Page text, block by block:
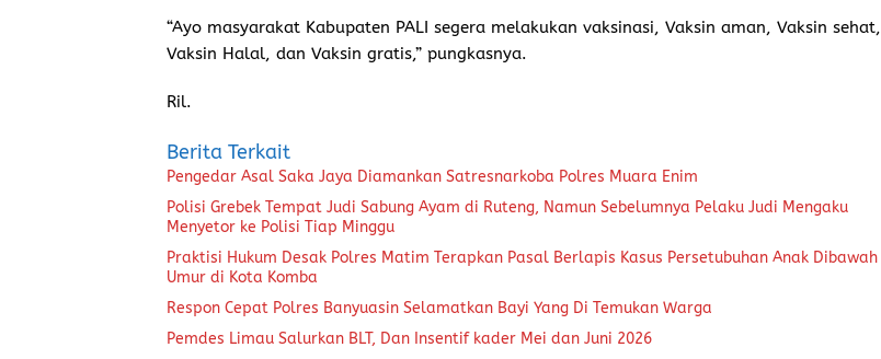
“Ayo masyarakat Kabupaten PALI segera melakukan vaksinasi, Vaksin aman, Vaksin sehat,
Vaksin Halal, dan Vaksin gratis,” pungkasnya.
Ril.
Berita Terkait
Pengedar Asal Saka Jaya Diamankan Satresnarkoba Polres Muara Enim
Polisi Grebek Tempat Judi Sabung Ayam di Ruteng, Namun Sebelumnya Pelaku Judi Mengaku
Menyetor ke Polisi Tiap Minggu
Praktisi Hukum Desak Polres Matim Terapkan Pasal Berlapis Kasus Persetubuhan Anak Dibawah
Umur di Kota Komba
Respon Cepat Polres Banyuasin Selamatkan Bayi Yang Di Temukan Warga
Pemdes Limau Salurkan BLT, Dan Insentif kader Mei dan Juni 2026